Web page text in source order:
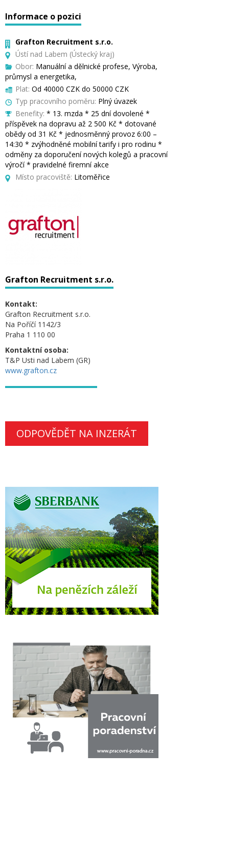
Informace o pozici
Grafton Recruitment s.r.o.
Ústí nad Labem (Ústecký kraj)
Obor: Manuální a dělnické profese, Výroba,
průmysl a energetika,
Plat: Od 40000 CZK do 50000 CZK
Typ pracovního poměru: Plný úvazek
Benefity: * 13. mzda * 25 dní dovolené *
příspěvek na dopravu až 2 500 Kč * dotované
obědy od 31 Kč * jednosměnný provoz 6:00 –
14:30 * zvýhodněné mobilní tarify i pro rodinu *
odměny za doporučení nových kolegů a pracovní
výročí * pravidelné firemní akce
Místo pracoviště: Litoměřice
Grafton Recruitment s.r.o.
Kontakt:
Grafton Recruitment s.r.o.
Na Poříčí 1142/3
Praha 1 110 00
Kontaktní osoba:
T&P Usti nad Labem (GR)
www.grafton.cz
ODPOVĚDĚT NA INZERÁT